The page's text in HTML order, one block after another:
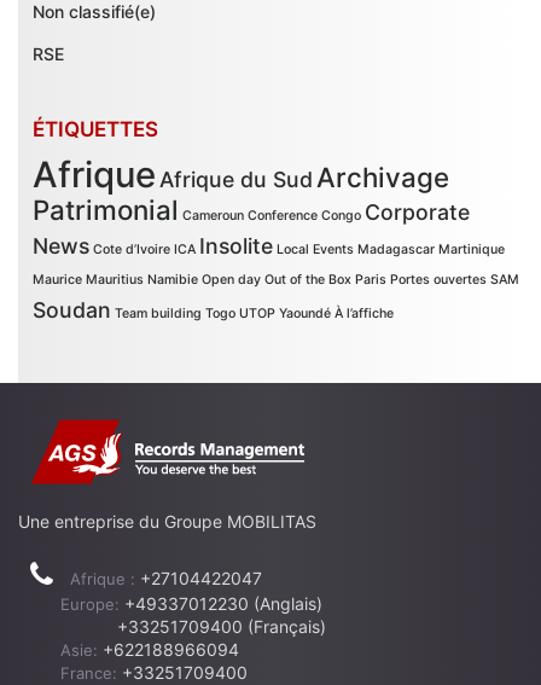
Non classifié(e)
RSE
ÉTIQUETTES
AfriqueAfrique du SudArchivage
Patrimonial Cameroun Conference Congo Corporate
News Cote d’Ivoire ICA Insolite Local Events Madagascar Martinique
Maurice Mauritius Namibie Open day Out of the Box Paris Portes ouvertes SAM
Soudan Team building Togo UTOP Yaoundé À l’affiche
Une entreprise du Groupe MOBILITAS
Afrique : +27104422047
Europe: +49337012230 (Anglais)
+33251709400 (Français)
Asie: +622188966094
France: +33251709400